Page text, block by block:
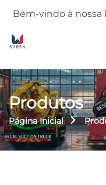
Bem-vindo à nossa
Produtos
Página Inicial